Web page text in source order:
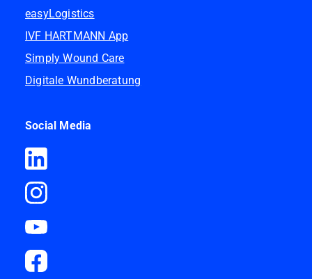
easyLogistics
IVF HARTMANN App
Simply Wound Care
Digitale Wundberatung
Social Media